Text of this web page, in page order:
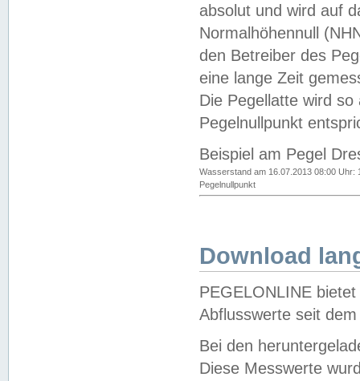
absolut und wird auf
Normalhöhennull
den Betreiber des
eine lange Zeit
Die Pegellatte wird
Pegelnullpunkt
Beispiel am Pegel
Wasserstand am 16.07.2013 08:00 Uhr:
Pegelnullpunkt
Download
PEGELONLINE
Abflusswerte seit
Bei den
Diese Messwerte